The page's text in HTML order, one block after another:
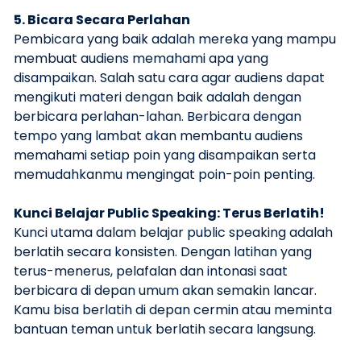
5. Bicara Secara Perlahan
Pembicara yang baik adalah mereka yang mampu
membuat audiens memahami apa yang
disampaikan. Salah satu cara agar audiens dapat
mengikuti materi dengan baik adalah dengan
berbicara perlahan-lahan. Berbicara dengan
tempo yang lambat akan membantu audiens
memahami setiap poin yang disampaikan serta
memudahkanmu mengingat poin-poin penting.
Kunci Belajar Public Speaking: Terus Berlatih!
Kunci utama dalam belajar public speaking adalah
berlatih secara konsisten. Dengan latihan yang
terus-menerus, pelafalan dan intonasi saat
berbicara di depan umum akan semakin lancar.
Kamu bisa berlatih di depan cermin atau meminta
bantuan teman untuk berlatih secara langsung.